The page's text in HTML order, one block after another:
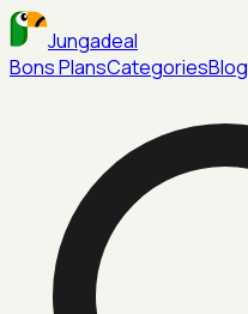
Jungadeal
Bons PlansCategoriesBlog